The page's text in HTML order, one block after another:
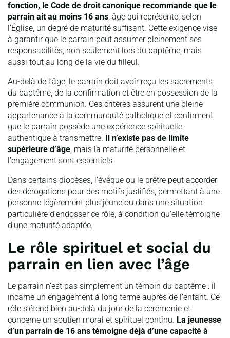
fonction, le Code de droit canonique recommande que le
parrain ait au moins 16 ans, âge qui représente, selon
l’Église, un degré de maturité suffisant. Cette exigence vise
à garantir que le parrain peut assumer pleinement ses
responsabilités, non seulement lors du baptême, mais
aussi tout au long de la vie du filleul.
Au-delà de l’âge, le parrain doit avoir reçu les sacrements
du baptême, de la confirmation et être en possession de la
première communion. Ces critères assurent une pleine
appartenance à la communauté catholique et confirment
que le parrain possède une expérience spirituelle
authentique à transmettre. Il n’existe pas de limite
supérieure d’âge, mais la maturité personnelle et
l’engagement sont essentiels.
Dans certains diocèses, l’évêque ou le prêtre peut accorder
des dérogations pour des motifs justifiés, permettant à une
personne légèrement plus jeune ou dans une situation
particulière d’endosser ce rôle, à condition qu’elle témoigne
d’une maturité adaptée.
Le rôle spirituel et social du
parrain en lien avec l’âge
Le parrain n’est pas simplement un témoin du baptême : il
incarne un engagement à long terme auprès de l’enfant. Ce
rôle s’étend bien au-delà du jour de la cérémonie et
concerne un soutien moral et spirituel continu. La jeunesse
d’un parrain de 16 ans témoigne déjà d’une capacité à